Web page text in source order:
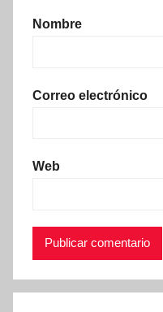
Nombre
Correo electrónico
Web